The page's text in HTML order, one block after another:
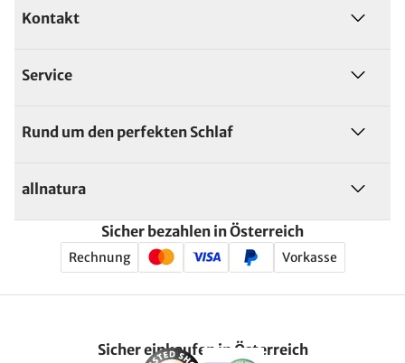
Kontakt
Service
Rund um den perfekten Schlaf
allnatura
Sicher bezahlen in Österreich
Rechnung Vorkasse
Sicher einkaufen in Österreich